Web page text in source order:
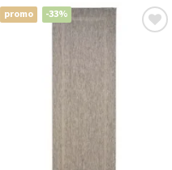
promo -33%